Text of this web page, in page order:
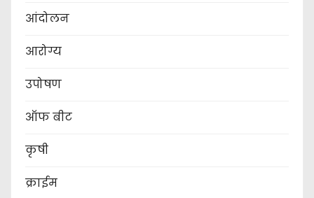
आंदोलन
आरोग्य
उपोषण
ऑफ बीट
कृषी
क्राईम